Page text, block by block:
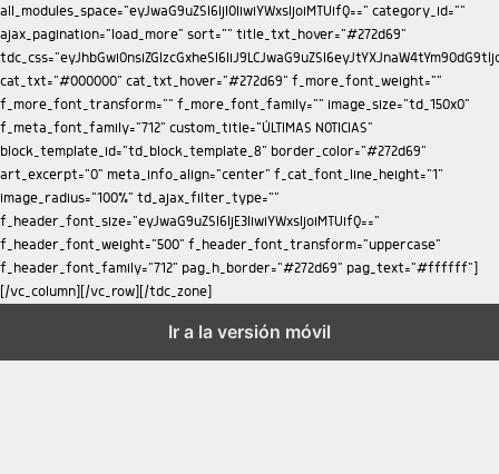
Ir a la versión móvil